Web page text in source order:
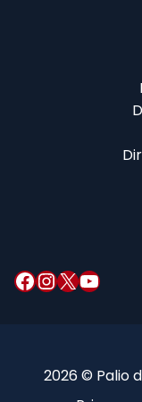
Facebook InstagramX YouTube
2026 © Palio